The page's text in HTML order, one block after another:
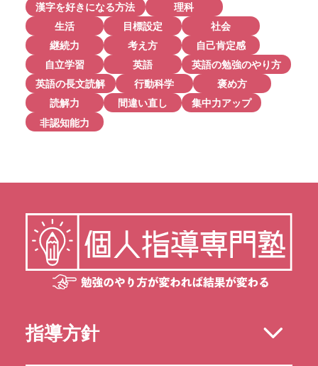
漢字を好きになる方法
理科
生活
目標設定
社会
継続力
考え方
自己肯定感
自立学習
英語
英語の勉強のやり方
英語の長文読解
行動科学
褒め方
読解力
間違い直し
集中力アップ
非認知能力
指導方針